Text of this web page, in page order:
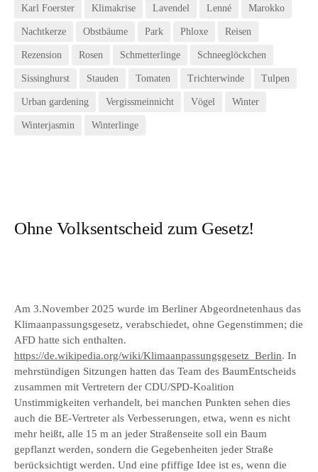
Karl Foerster Klimakrise Lavendel Lenné Marokko
Nachtkerze Obstbäume Park Phloxe Reisen
Rezension Rosen Schmetterlinge Schneeglöckchen
Sissinghurst Stauden Tomaten Trichterwinde Tulpen
Urban gardening Vergissmeinnicht Vögel Winter
Winterjasmin Winterlinge
Ohne Volksentscheid zum Gesetz!
Am 3.November 2025 wurde im Berliner Abgeordnetenhaus das
Klimaanpassungsgesetz, verabschiedet, ohne Gegenstimmen; die
AFD hatte sich enthalten.
https://de.wikipedia.org/wiki/Klimaanpassungsgesetz_Berlin. In
mehrstündigen Sitzungen hatten das Team des BaumEntscheids
zusammen mit Vertretern der CDU/SPD-Koalition
Unstimmigkeiten verhandelt, bei manchen Punkten sehen dies
auch die BE-Vertreter als Verbesserungen, etwa, wenn es nicht
mehr heißt, alle 15 m an jeder Straßenseite soll ein Baum
gepflanzt werden, sondern die Gegebenheiten jeder Straße
berücksichtigt werden. Und eine pfiffige Idee ist es, wenn die